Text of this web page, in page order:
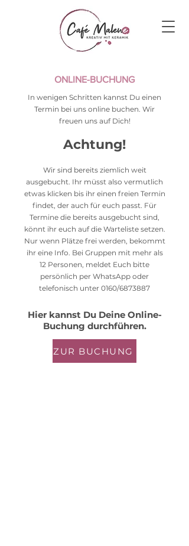
ONLINE-BUCHUNG
In wenigen Schritten kannst Du einen
Termin bei uns online buchen. Wir
freuen uns auf Dich!
Achtung!
Wir sind bereits ziemlich weit
ausgebucht. Ihr müsst also vermutlich
etwas klicken bis ihr einen freien Termin
findet, der auch für euch passt. Für
Termine die bereits ausgebucht sind,
könnt ihr euch auf die Warteliste setzen.
Nur wenn Plätze frei werden, bekommt
ihr eine Info. Bei Gruppen mit mehr als
12 Personen, meldet Euch bitte
persönlich per WhatsApp oder
telefonisch unter 0160/6873887
Hier kannst Du Deine Online-
Buchung durchführen.
ZUR BUCHUNG